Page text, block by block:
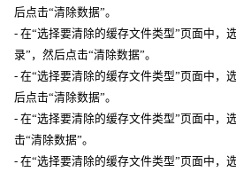
后点击“清除数据”。
- 在“选择要清除的缓存文件类型”页面中，
录”，然后点击“清除数据”。
- 在“选择要清除的缓存文件类型”页面中，
后点击“清除数据”。
- 在“选择要清除的缓存文件类型”页面中，
击“清除数据”。
- 在“选择要清除的缓存文件类型”页面中，